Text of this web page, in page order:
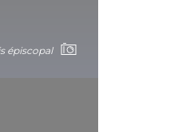
épiscopal